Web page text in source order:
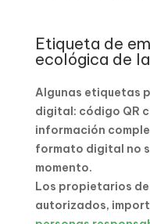
Etiqueta de
ecológica de
Algunas etiquetas
digital: código QR
información
formato digital no
momento.
Los propietarios
autorizados,